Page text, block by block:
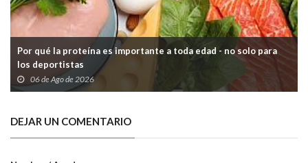
Por qué la proteína es importante a toda edad - no solo para
los deportistas
06 de Ago de 2026
DEJAR UN COMENTARIO